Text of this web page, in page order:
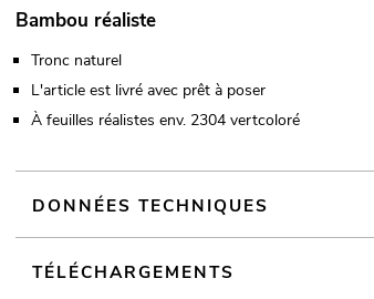
Bambou réaliste
Tronc naturel
L'article est livré avec prêt à poser
À feuilles réalistes env. 2304 vertcoloré
DONNÉES TECHNIQUES
TÉLÉCHARGEMENTS